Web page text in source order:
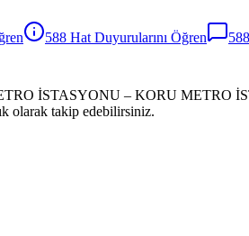
588 Hat Duyurularını Öğren 588
İSTASYONU – KORU METRO
olarak takip edebilirsiniz.